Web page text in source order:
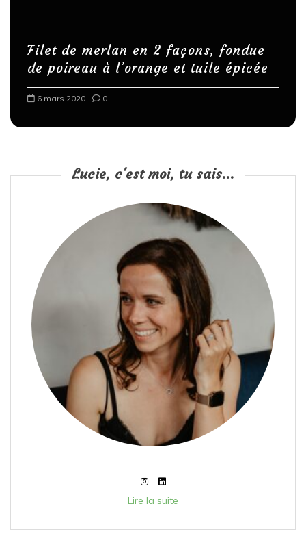
Filet de merlan en 2 façons, fondue
de poireau à l’orange et tuile épicée
6 mars 2020 0
Lucie, c'est moi, tu sais...
Lire la suite